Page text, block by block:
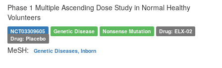
Phase 1 Multiple Ascending Dose Study in Normal Healthy
Volunteers
NCT03309605 Genetic Disease Nonsense Mutation
Drug: ELX-02
Drug: Placebo
MeSH: Genetic Diseases, Inborn